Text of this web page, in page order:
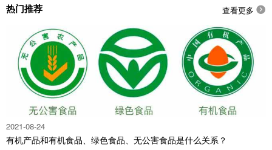
热门推荐 查看更多 
2021-08-24
有机产品和有机食品、绿色食品、无公害食品是什么关系？